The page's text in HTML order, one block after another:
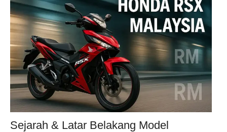
Sejarah & Latar Belakang Model